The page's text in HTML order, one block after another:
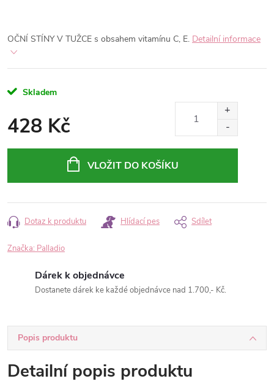
OČNÍ STÍNY V TUŽCE s obsahem vitamínu C, E. Detailní informace
Skladem
428 Kč
VLOŽIT DO KOŠÍKU
Dotaz k produktu Hlídací pes Sdílet
Značka: Palladio
Dárek k objednávce
Dostanete dárek ke každé objednávce nad 1.700,- Kč.
Popis produktu
Detailní popis produktu